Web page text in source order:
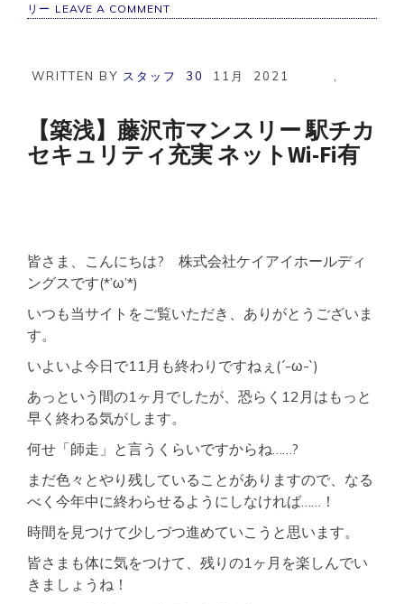
リー LEAVE A COMMENT
☆☆☆
お
知
ら
せ
WRITTEN BY スタッフ 30 11月 2021
【築浅】藤沢市マンスリー 駅チカ
セキュリティ充実 ネットWi-Fi有
皆さま、こんにちは? 株式会社ケイアイホールディ
ングスです(*’ω’*)
いつも当サイトをご覧いただき、ありがとうございま
す。
いよいよ今日で11月も終わりですねぇ(´-ω-`)
あっという間の1ヶ月でしたが、恐らく12月はもっと
早く終わる気がします。
何せ「師走」と言うくらいですからね……?
まだ色々とやり残していることがありますので、なる
べく今年中に終わらせるようにしなければ……！
時間を見つけて少しづつ進めていこうと思います。
皆さまも体に気をつけて、残りの1ヶ月を楽しんでい
きましょうね！